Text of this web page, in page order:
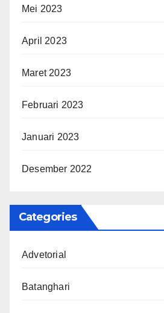
Mei 2023
April 2023
Maret 2023
Februari 2023
Januari 2023
Desember 2022
Categories
Advetorial
Batanghari